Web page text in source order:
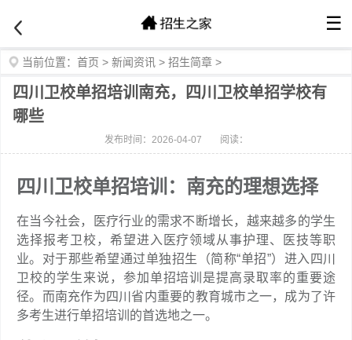
☰
当前位置： 首页 > 新闻资讯 > 招生简章 >
四川卫校单招培训南充，四川卫校单招学校有
哪些
发布时间：2026-04-07 阅读：
四川卫校单招培训：南充的理想选择
在当今社会，医疗行业的需求不断增长，越来越多的学生
选择报考卫校，希望进入医疗领域从事护理、医技等职
业。对于那些希望通过单独招生（简称“单招”）进入四川
卫校的学生来说，参加单招培训是提高录取率的重要途
径。而南充作为四川省内重要的教育城市之一，成为了许
多考生进行单招培训的首选地之一。